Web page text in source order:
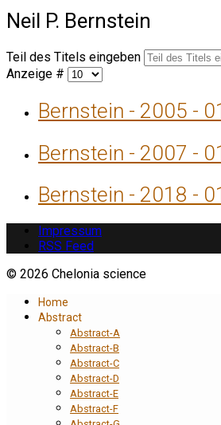
Neil P. Bernstein
Teil des Titels eingeben
Anzeige #
Bernstein - 2005 -
Bernstein - 2007 -
Bernstein - 2018 -
Impressum
RSS Feed
© 2026 Chelonia science
Home
Abstract
Abstract-A
Abstract-B
Abstract-C
Abstract-D
Abstract-E
Abstract-F